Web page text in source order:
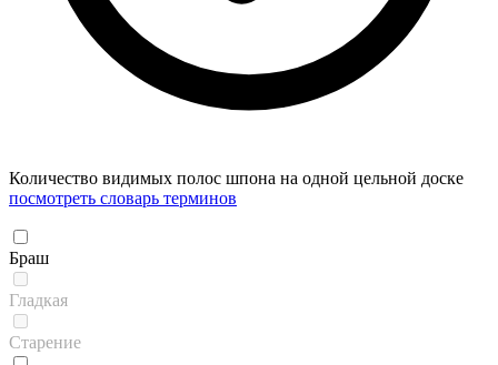
Количество видимых полос шпона на одной цельной доске
посмотреть словарь терминов
Браш
Гладкая
Старение